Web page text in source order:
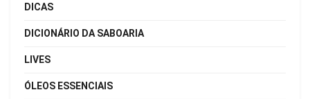
DICAS
DICIONÁRIO DA SABOARIA
LIVES
ÓLEOS ESSENCIAIS